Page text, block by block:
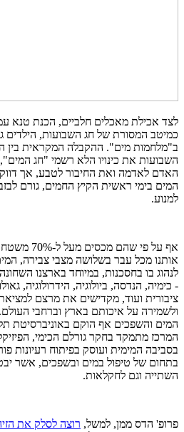
לצד אכילת מאכלים חלביים, הכנת טנא
כמיטב המסורת של חג השבועות, הילדים
ב"מלחמות מים". ההקבלה המקראית בין
השבועות את כינויו הלא רשמי "חג
האדם לאדמה ואת החיבור לטבע, אך
המים בימי ראשית הקיץ החמים, גורם
למנוע.
אף על פי
אותנו מכל עבר בשלושה מצבי צבירה,
לנהוג בו בחסכנות, במיוחד בארצנו
- כימיה, הנדסה, ביולוגיה, הידרולוגיה,
ציבורית ועוד, מקדישים את מרצם
ולשמירה על איכותם בארץ וברחבי
המים והשפכים אף הוקם באוניברסיטת
המרכז מתמקד בחקר גורלם הכימי,
בסביבה המימית ועוסק בפיתוח רעיונות
בתחום של טיפול במים ובשפכים, אשר
השתייה וגם לחקלאות.
פרופ' הדס ממן, למשל, רוצה לסלק את